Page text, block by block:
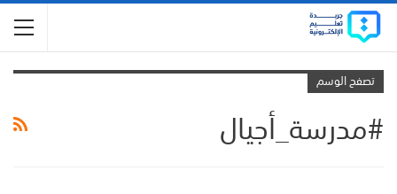
تصفح الوسم
#مدرسة_أجيال